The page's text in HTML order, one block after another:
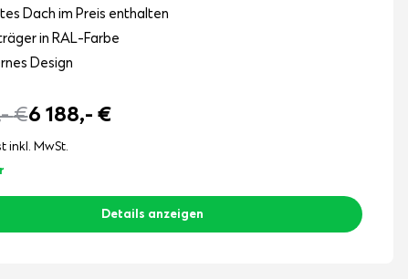
Dach im Preis enthalten
in RAL-Farbe
Design
€6 188,- €
inkl. MwSt.
Details anzeigen